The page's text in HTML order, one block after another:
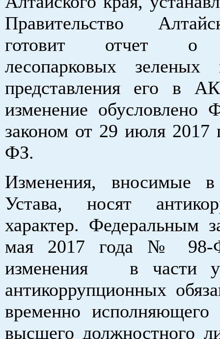
Правительство
готовит отчет о
лесопарковых зеленых
представления его в
изменение обусловлено
законом от 29 июля
ФЗ.
Изменения, вносимые
Устава, носят
характер. Федеральным
мая 2017 года № 98-
изменения в части
антикоррупционных
временно исполняющего
высшего должностного